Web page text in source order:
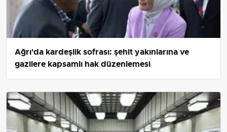
Ağrı'da kardeşlik sofrası: şehit yakınlarına ve
gazilere kapsamlı hak düzenlemesi